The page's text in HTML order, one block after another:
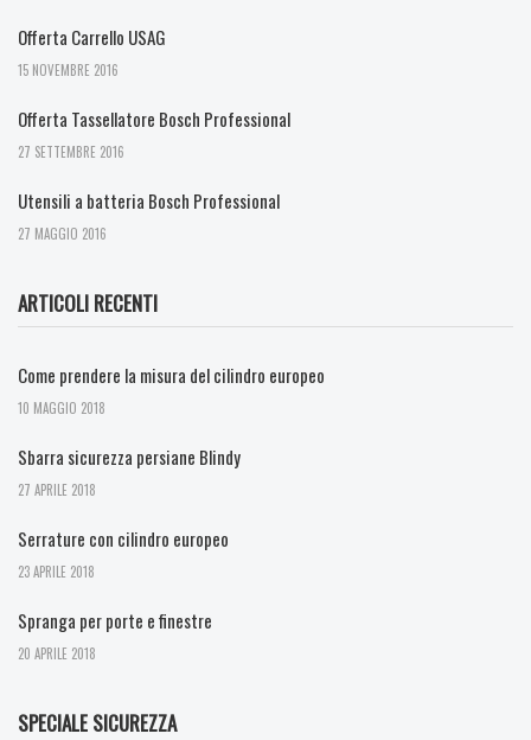
Offerta Carrello USAG
15 NOVEMBRE 2016
Offerta Tassellatore Bosch Professional
27 SETTEMBRE 2016
Utensili a batteria Bosch Professional
27 MAGGIO 2016
ARTICOLI RECENTI
Come prendere la misura del cilindro europeo
10 MAGGIO 2018
Sbarra sicurezza persiane Blindy
27 APRILE 2018
Serrature con cilindro europeo
23 APRILE 2018
Spranga per porte e finestre
20 APRILE 2018
SPECIALE SICUREZZA